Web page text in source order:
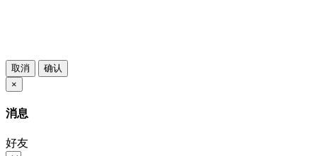
取消
确认
×
消息
好友